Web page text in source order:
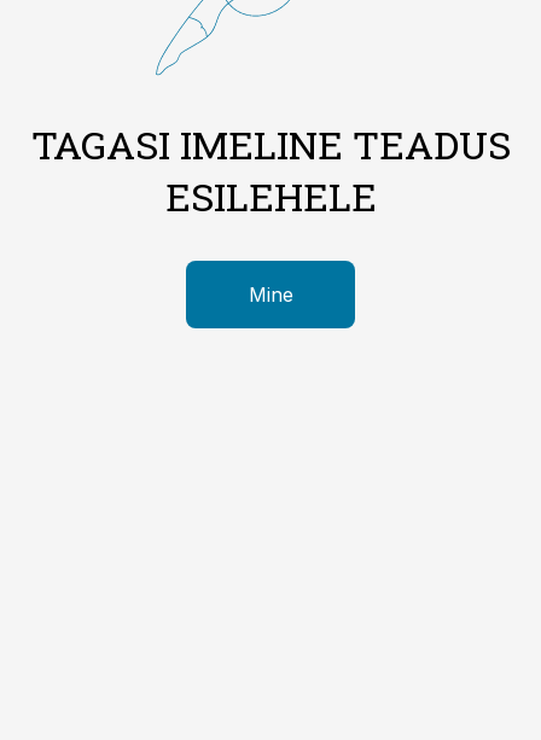
TAGASI IMELINE TEADUS
ESILEHELE
Mine